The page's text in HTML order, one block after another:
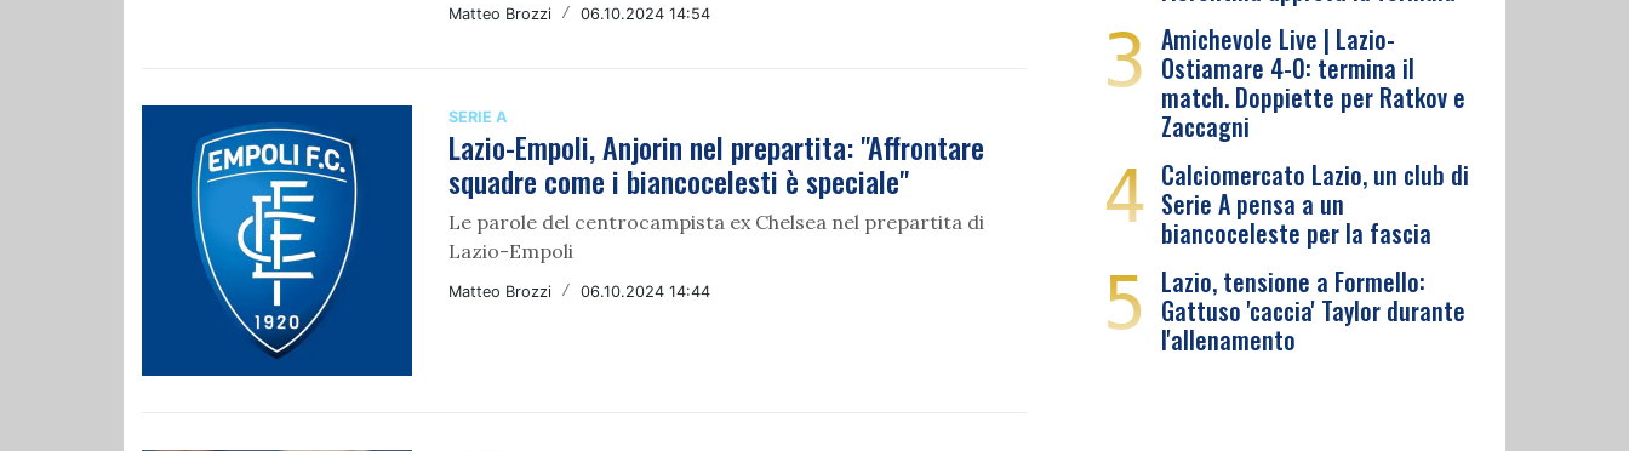
Matteo Brozzi / 06.10.2024 14:54
SERIE A
Lazio-Empoli, Anjorin nel prepartita: "Affrontare
squadre come i biancocelesti è speciale"
Le parole del centrocampista ex Chelsea nel prepartita di
Lazio-Empoli
Matteo Brozzi / 06.10.2024 14:44
3 Amichevole Live | Lazio-
Ostiamare 4-0: termina il
match. Doppiette per Ratkov e
Zaccagni
4 Calciomercato Lazio, un club di
Serie A pensa a un
biancoceleste per la fascia
5 Lazio, tensione a Formello:
Gattuso 'caccia' Taylor durante
l'allenamento